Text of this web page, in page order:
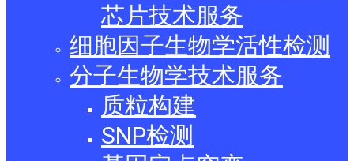
芯片技术服务
细胞因子生物学活性检测
分子生物学技术服务
质粒构建
SNP检测